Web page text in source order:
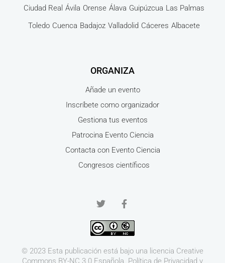
Ciudad Real Ávila Orense Álava Guipúzcua Las Palmas
Toledo Cuenca Badajoz Valladolid Cáceres Albacete
ORGANIZA
Añade un evento
Inscríbete como organizador
Gestiona tus eventos
Patrocina Evento Ciencia
Contacta con Evento Ciencia
Congresos científicos
© 2023 Esta publicación está bajo una licencia Creative
Commons BY-NC 3.0 Española. Política de Privacidad y